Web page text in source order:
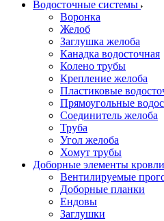
Водосточные системы
Воронка
Желоб
Заглушка желоба
Канадка водосточная
Колено трубы
Крепление желоба
Пластиковые
Прямоугольные
Соединитель желоба
Труба
Угол желоба
Хомут трубы
Доборные элементы кровли
Вентилируемые
Доборные планки
Ендовы
Заглушки